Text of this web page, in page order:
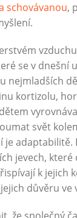
schovávanou,
se v dnešní
nejmladších
kortizolu,
svět
je adaptabilitě.
jevech, které
k jejich
důvěru